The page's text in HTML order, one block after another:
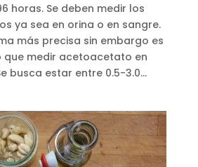
horas. Se deben medir los
ya sea en orina o en sangre.
más precisa sin embargo es
que medir acetoacetato en
busca estar entre 0.5-3.0...